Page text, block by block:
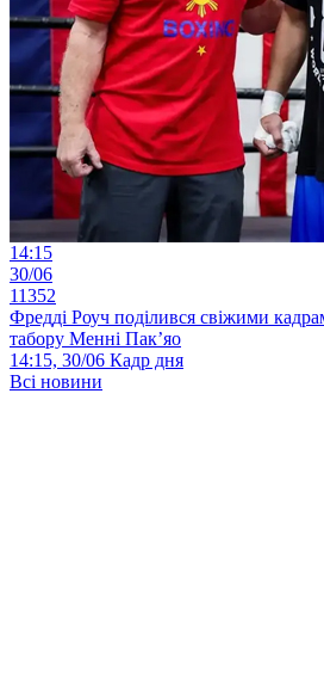
14:15
30/06
11352
Фредді Роуч поділився свіжими
табору Менні Пак’яо
14:15, 30/06 Кадр дня
Всі новини